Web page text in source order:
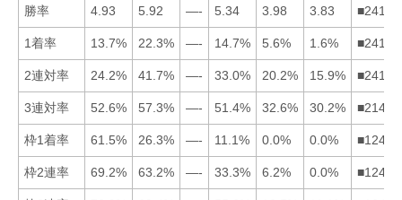
勝率 4.93 5.92 —- 5.34 3.98 3.83
1着率 13.7% 22.3% —- 14.7% 5.6% 1.6%
2連対率 24.2% 41.7% —- 33.0% 20.2% 15.9%
3連対率 52.6% 57.3% —- 51.4% 32.6% 30.2%
枠1着率 61.5% 26.3% —- 11.1% 0.0% 0.0%
枠2連率 69.2% 63.2% —- 33.3% 6.2% 0.0%